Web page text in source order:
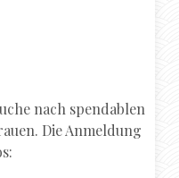
nach spendablen
Die Anmeldung